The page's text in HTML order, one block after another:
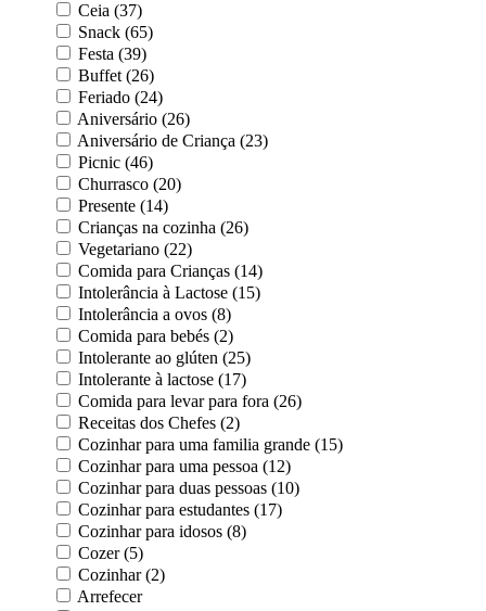
Ceia (37)
Snack (65)
Festa (39)
Buffet (26)
Feriado (24)
Aniversário (26)
Aniversário de Criança (23)
Picnic (46)
Churrasco (20)
Presente (14)
Crianças na cozinha (26)
Vegetariano (22)
Comida para Crianças (14)
Intolerância à Lactose (15)
Intolerância a ovos (8)
Comida para bebés (2)
Intolerante ao glúten (25)
Intolerante à lactose (17)
Comida para levar para fora (26)
Receitas dos Chefes (2)
Cozinhar para uma familia grande (15)
Cozinhar para uma pessoa (12)
Cozinhar para duas pessoas (10)
Cozinhar para estudantes (17)
Cozinhar para idosos (8)
Cozer (5)
Cozinhar (2)
Arrefecer